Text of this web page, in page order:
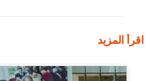
اقرأ المزيد